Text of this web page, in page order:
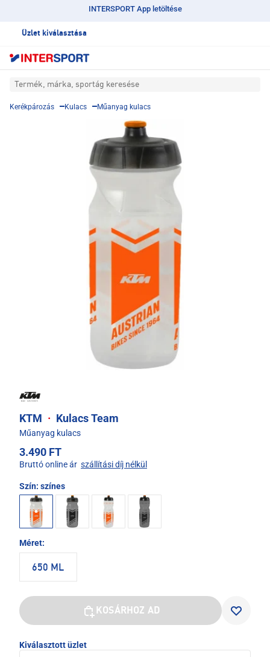
INTERSPORT App letöltése
Üzlet kiválasztása
Termék, márka, sportág keresése
Kerékpározás Kulacs Műanyag kulacs
KTM · Kulacs Team
Műanyag kulacs
3.490 FT
Bruttó online ár szállítási díj nélkül
Szín: színes
Méret:
650 ML
KOSÁRHOZ AD
Kiválasztott üzlet